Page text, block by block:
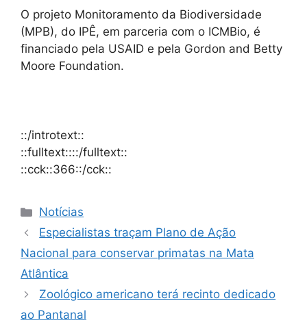
O projeto Monitoramento da Biodiversidade
(MPB), do IPÊ, em parceria com o ICMBio, é
financiado pela USAID e pela Gordon and Betty
Moore Foundation.
::/introtext::
::fulltext::::/fulltext::
::cck::366::/cck::
Notícias
Especialistas traçam Plano de Ação
Nacional para conservar primatas na Mata
Atlântica
Zoológico americano terá recinto dedicado
ao Pantanal